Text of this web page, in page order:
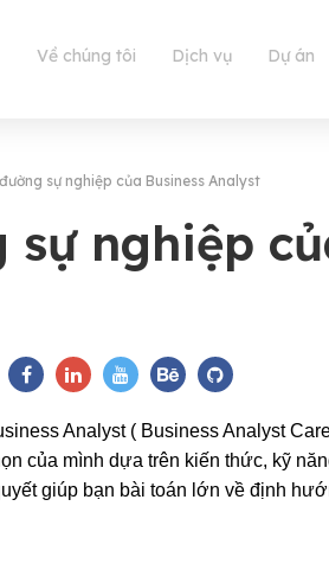
Về chúng tôi Dịch vụ Dự án
sự nghiệp của Business Analyst
sự nghiệp
Analyst ( Business Analyst
của mình dựa trên kiến thức, kỹ
giúp bạn bài toán lớn về định